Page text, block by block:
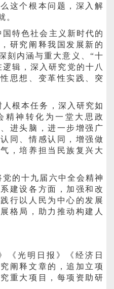
这个根本问题，深入解
。
国特色社会主义新时代的
研究阐释我国发展新的
刻内涵与重大意义、“十
辑，深入研究党的十八
思想、变革性实践、突
人根本任务，深入研究如
精神转化为一堂大思政
进头脑，进一步增强广
同、情感认同，增强做
，培养担当民族复兴大
党的十九届六中全会精神
建设各方面，加强和改
行以人民为中心的发展
格局，助力推动构建人
《光明日报》《经济日
阐释文章的，追加立项
重大项目，每项资助研